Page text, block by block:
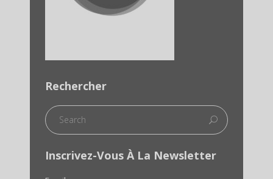
Rechercher
Inscrivez-Vous À La Newsletter